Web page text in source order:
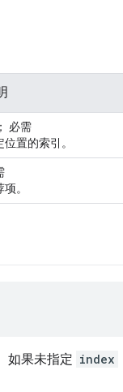
； 必需
位置的索引。
。
如果未指定 index